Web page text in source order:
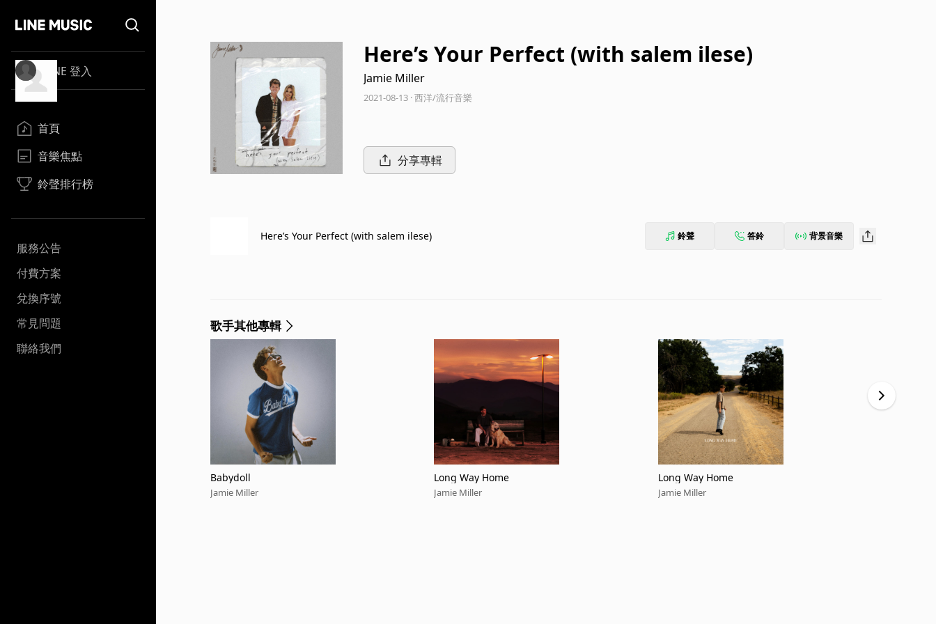
LINE 登入
首頁
音樂焦點
鈴聲排行榜
服務公告
付費方案
兌換序號
常見問題
聯絡我們
Here’s Your Perfect (with salem ilese)
Jamie Miller
2021-08-13 · 西洋/流行音樂
分享專輯
Here’s Your Perfect (with salem ilese) 鈴聲 答鈴 背景音樂
歌手其他專輯
Babydoll
Jamie Miller
Long Way Home
Jamie Miller
Long Way Home
Jamie Miller